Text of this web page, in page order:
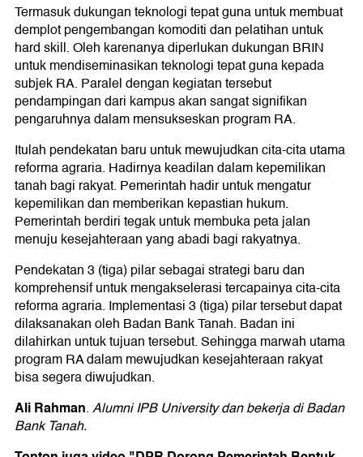
Termasuk dukungan teknologi tepat guna untuk membuat
demplot pengembangan komoditi dan pelatihan untuk
hard skill. Oleh karenanya diperlukan dukungan BRIN
untuk mendiseminasikan teknologi tepat guna kepada
subjek RA. Paralel dengan kegiatan tersebut
pendampingan dari kampus akan sangat signifikan
pengaruhnya dalam mensukseskan program RA.
Itulah pendekatan baru untuk mewujudkan cita-cita utama
reforma agraria. Hadirnya keadilan dalam kepemilikan
tanah bagi rakyat. Pemerintah hadir untuk mengatur
kepemilikan dan memberikan kepastian hukum.
Pemerintah berdiri tegak untuk membuka peta jalan
menuju kesejahteraan yang abadi bagi rakyatnya.
Pendekatan 3 (tiga) pilar sebagai strategi baru dan
komprehensif untuk mengakselerasi tercapainya cita-cita
reforma agraria. Implementasi 3 (tiga) pilar tersebut dapat
dilaksanakan oleh Badan Bank Tanah. Badan ini
dilahirkan untuk tujuan tersebut. Sehingga marwah utama
program RA dalam mewujudkan kesejahteraan rakyat
bisa segera diwujudkan.
Ali Rahman.Alumni IPB University dan bekerja di Badan
Bank Tanah.